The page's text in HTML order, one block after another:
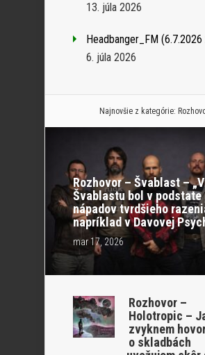
13. júla 2026
Headbanger_FM
6. júla 2026
Najnovšie z kategórie:
Rozhovor – Švablast –
Švablastu bol v
nápadov tvrdšieho
napríklad v Davovej
mar 17, 2026
Rozhovor –
Holotropic –
zvyknem
o skladbách